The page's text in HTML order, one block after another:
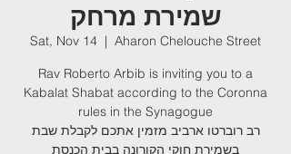
שמירת מרחק
Sat, Nov 14
  |
Aharon Chelouche Street
Rav Roberto Arbib is inviting you to a
Kabalat Shabat according to the Coronna
rules in the Synagogue
רב רוברטו ארביב מזמין אתכם לקבלת שבת
בשמירת חוקי הקורונה בבית הכנסת